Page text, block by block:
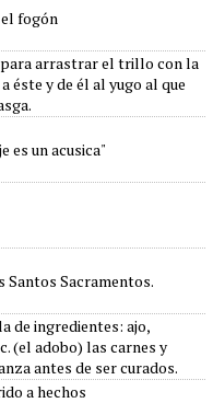
fogón
arrastrar el trillo con la
éste y de él al yugo al que
es un acusica"
Santos Sacramentos.
de ingredientes: ajo,
(el adobo) las carnes y
antes de ser curados.
a hechos